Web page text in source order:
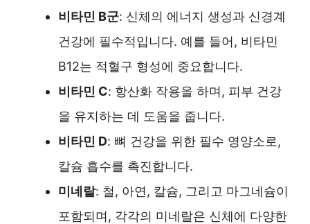
비타민 B군: 신체의 에너지 생성과 신경계
건강에 필수적입니다. 예를 들어, 비타민
B12는 적혈구 형성에 중요합니다.
비타민 C: 항산화 작용을 하며, 피부 건강
을 유지하는 데 도움을 줍니다.
비타민 D: 뼈 건강을 위한 필수 영양소로,
칼슘 흡수를 촉진합니다.
미네랄: 철, 아연, 칼슘, 그리고 마그네슘이
포함되며, 각각의 미네랄은 신체에 다양한